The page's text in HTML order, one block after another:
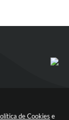
de Cookies e